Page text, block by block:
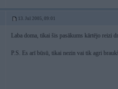
13. Jul 2005, 09:01
Laba doma, tikai šis pasākums kārtējo reizi
P.S. Es arī būsū, tikai nezin vai tik agri